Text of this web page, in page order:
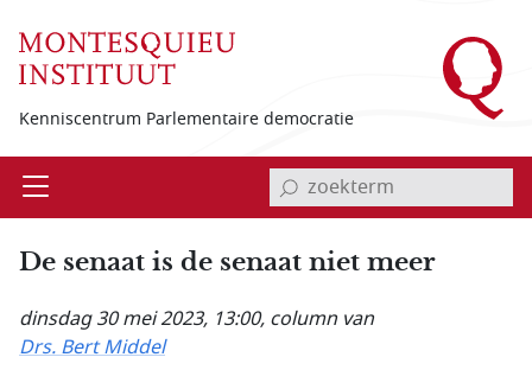
Kenniscentrum Parlementaire democratie
Open invoerveld zoekterm
De senaat is de senaat niet meer
dinsdag 30 mei 2023, 13:00, column van
Drs. Bert Middel